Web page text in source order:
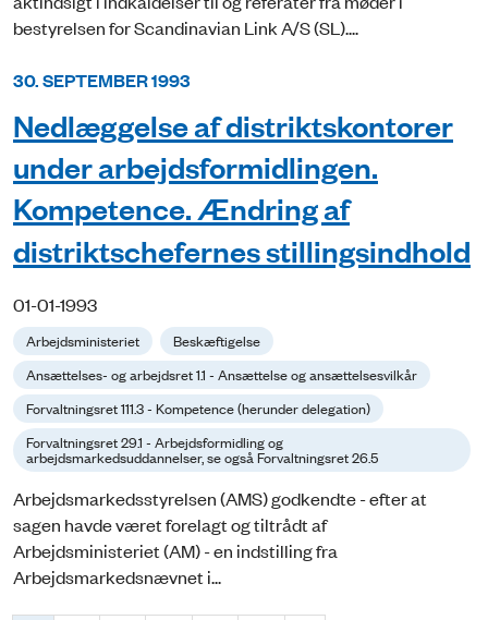
bestyrelsen for Scandinavian Link A/S (SL)....
30. SEPTEMBER 1993
Nedlæggelse af distriktskontorer
under arbejdsformidlingen.
Kompetence. Ændring af
distriktschefernes stillingsindhold
01-01-1993
Arbejdsministeriet
Beskæftigelse
Ansættelses- og arbejdsret 1.1 - Ansættelse og ansættelsesvilkår
Forvaltningsret 111.3 - Kompetence (herunder delegation)
Forvaltningsret 29.1 - Arbejdsformidling og
arbejdsmarkedsuddannelser, se også Forvaltningsret 26.5
Arbejdsmarkedsstyrelsen (AMS) godkendte - efter at
sagen havde været forelagt og tiltrådt af
Arbejdsministeriet (AM) - en indstilling fra
Arbejdsmarkedsnævnet i...